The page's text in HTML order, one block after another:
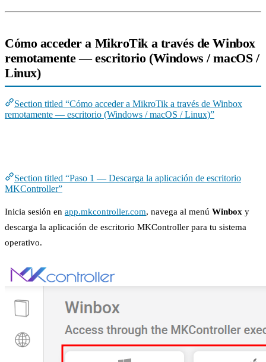
Cómo acceder a MikroTik a través de Winbox
remotamente — escritorio (Windows / macOS /
Linux)
Section titled “Cómo acceder a MikroTik a través de Winbox
remotamente — escritorio (Windows / macOS / Linux)”
Section titled “Paso 1 — Descarga la aplicación de escritorio
MKController”
Inicia sesión en app.mkcontroller.com, navega al menú Winbox y
descarga la aplicación de escritorio MKController para tu sistema
operativo.